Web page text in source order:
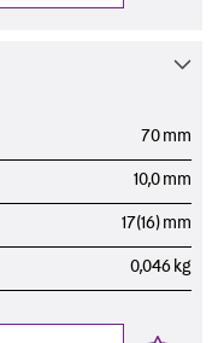
70 mm
10,0 mm
17(16) mm
0,046 kg